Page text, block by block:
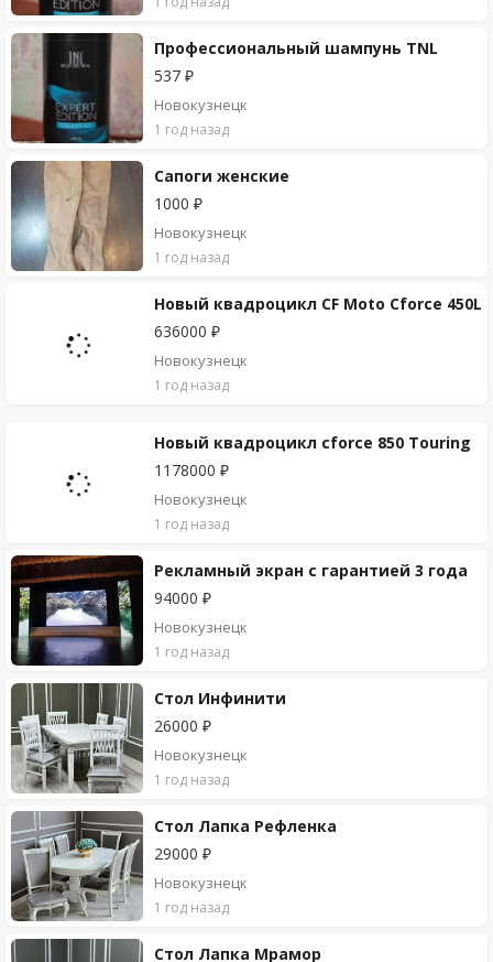
Профессиональный шампунь TNL
537 ₽
Новокузнецк
1 год назад
Сапоги женские
1000 ₽
Новокузнецк
1 год назад
Новый квадроцикл CF Moto Cforce 450L
636000 ₽
Новокузнецк
1 год назад
Новый квадроцикл cforce 850 Touring
1178000 ₽
Новокузнецк
1 год назад
Рекламный экран с гарантией 3 года
94000 ₽
Новокузнецк
1 год назад
Стол Инфинити
26000 ₽
Новокузнецк
1 год назад
Стол Лапка Рефленка
29000 ₽
Новокузнецк
1 год назад
Стол Лапка Мрамор